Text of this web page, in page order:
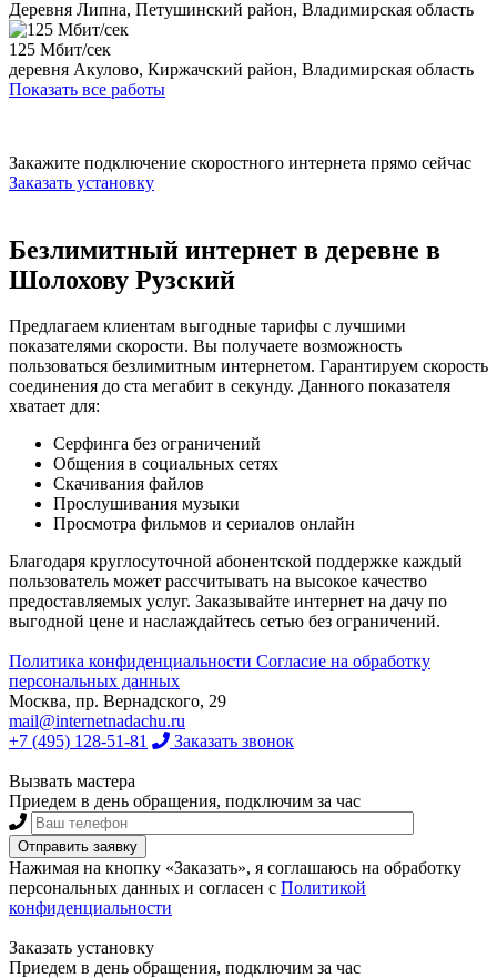
Деревня Липна, Петушинский район, Владимирская область
125 Мбит/сек
деревня Акулово, Киржачский район, Владимирская область
Показать все работы
Закажите подключение скоростного интернета прямо сейчас
Заказать установку
Безлимитный интернет в деревне в
Шолохову Рузский
Предлагаем клиентам выгодные тарифы с лучшими
показателями скорости. Вы получаете возможность
пользоваться безлимитным интернетом. Гарантируем скорость
соединения до ста мегабит в секунду. Данного показателя
хватает для:
Серфинга без ограничений
Общения в социальных сетях
Скачивания файлов
Прослушивания музыки
Просмотра фильмов и сериалов онлайн
Благодаря круглосуточной абонентской поддержке каждый
пользователь может рассчитывать на высокое качество
предоставляемых услуг. Заказывайте интернет на дачу по
выгодной цене и наслаждайтесь сетью без ограничений.
Политика конфиденциальности Согласие на обработку
персональных данных
Москва, пр. Вернадского, 29
mail@internetnadachu.ru
+7 (495) 128-51-81
Заказать звонок
Вызвать мастера
Приедем в день обращения, подключим за час
Нажимая на кнопку «Заказать», я соглашаюсь на обработку
персональных данных и согласен с Политикой
конфиденциальности
Заказать установку
Приедем в день обращения, подключим за час